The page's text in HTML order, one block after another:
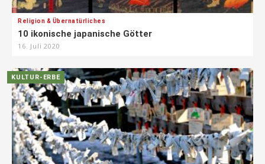
Religion & Übernatürliches
10 ikonische japanische Götter
16. Juli 2020
KULTUR-ERBE